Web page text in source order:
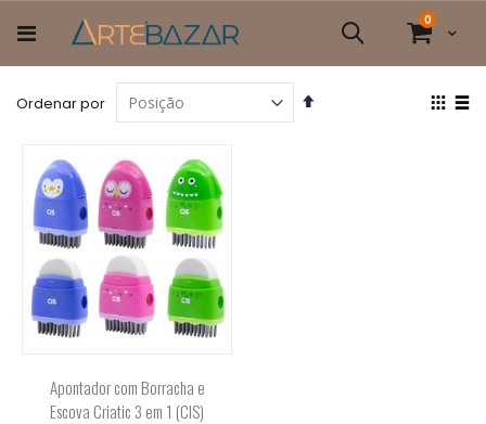
para
o
conteúdo
Cart
0itens
Pesquisa
Ordenar por
Definir
Ver
Apontador com Borracha e
Escova Criatic 3 em 1 (CIS)